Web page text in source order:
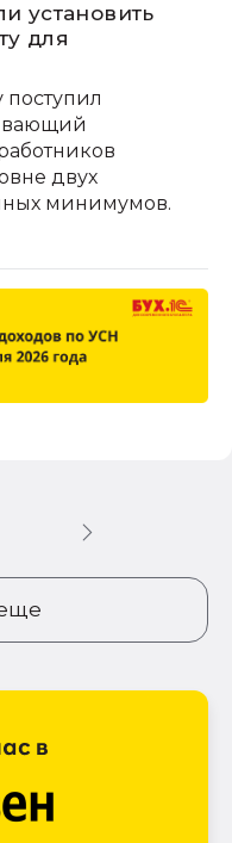
установить
для
поступил
двух
минимумов.